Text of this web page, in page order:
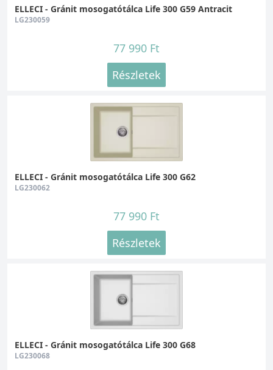
ELLECI - Gránit mosogatótálca Life 300 G59 Antracit
LG230059
77 990 Ft
Részletek
ELLECI - Gránit mosogatótálca Life 300 G62
LG230062
77 990 Ft
Részletek
ELLECI - Gránit mosogatótálca Life 300 G68
LG230068